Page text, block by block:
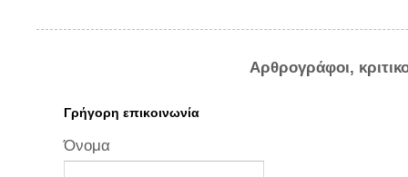
Αρθρογράφοι,
Γρήγορη επικοινωνία
Όνομα